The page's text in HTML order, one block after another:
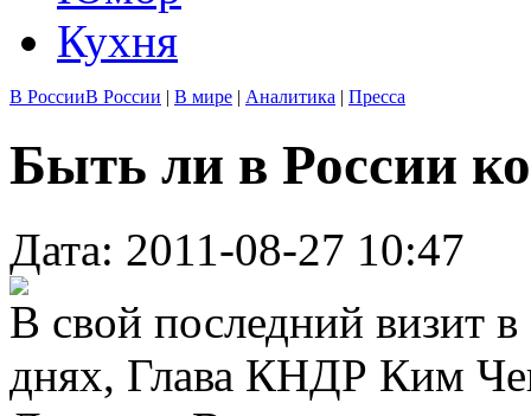
Кухня
В РоссииВ России | В мире | Аналитика | Пресса
Быть ли в России
Дата: 2011-08-27 10:47
В свой последний визит
днях, Глава КНДР Ким